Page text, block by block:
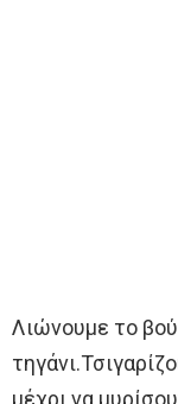
Λιώνουμε το
μέχρι να